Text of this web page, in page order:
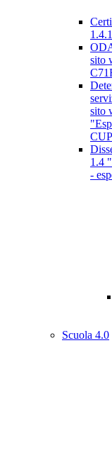
sito
sito
1.4
-
Scuola 4.0